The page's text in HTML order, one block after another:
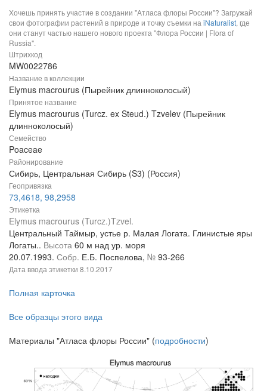
Хочешь принять участие в создании "Атласа флоры России"? Загружай
свои фотографии растений в природе и точку съемки на iNaturalist, где
они станут частью нашего нового проекта "Флора России | Flora of
Russia".
Штрихкод
MW0022786
Название в коллекции
Elymus macrourus (Пырейник длинноколосый)
Принятое название
Elymus macrourus (Turcz. ex Steud.) Tzvelev (Пырейник
длинноколосый)
Семейство
Poaceae
Районирование
Сибирь, Центральная Сибирь (S3) (Россия)
Геопривязка
73,4618, 98,2958
Этикетка
Elymus macrourus (Turcz.)Tzvel.
Центральный Таймыр, устье р. Малая Логата. Глинистые яры
Логаты.. Высота 60 м над ур. моря
20.07.1993. Собр. Е.Б. Поспелова, № 93-266
Дата ввода этикетки 8.10.2017
Полная карточка
Все образцы этого вида
Материалы "Атласа флоры России" (подробности)